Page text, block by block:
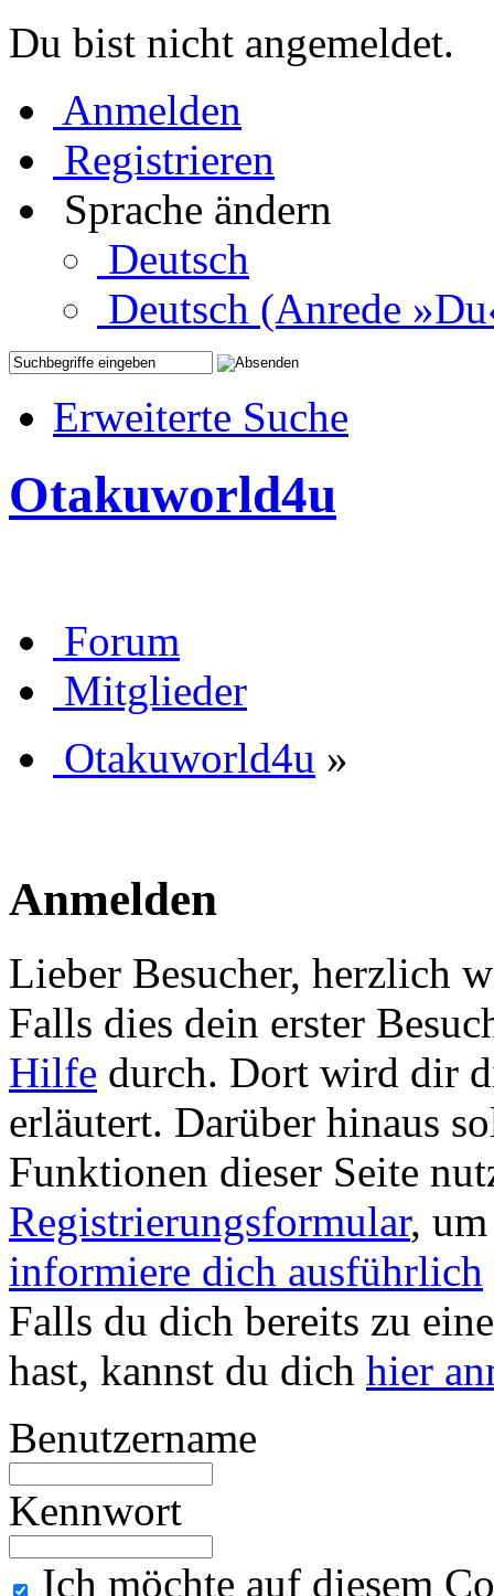
Du bist nicht angemeldet.
Anmelden
Registrieren
Sprache ändern
Deutsch
Deutsch (Anrede
Erweiterte Suche
Otakuworld4u
Forum
Mitglieder
Otakuworld4u »
Anmelden
Lieber Besucher, herzlich
Falls dies dein erster
Hilfe durch. Dort wird dir
erläutert. Darüber hinaus
Funktionen dieser Seite
Registrierungsformular,
informiere dich ausführlich
Falls du dich bereits zu
hast, kannst du dich hier
Benutzername
Kennwort
Ich möchte auf diesem